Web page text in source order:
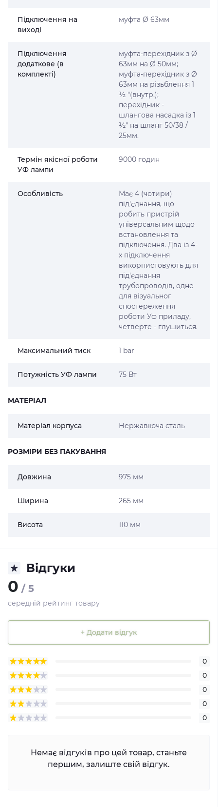
Підключення на
виході
муфта Ø 63мм
Підключення
додаткове (в
комплекті)
муфта-перехідник з Ø
63мм на Ø 50мм;
муфта-перехідник з Ø
63мм на різьблення 1
½ "(внутр.);
перехідник -
шлангова насадка із 1
½" на шланг 50/38 /
25мм.
Термін якісної роботи
УФ лампи
9000 годин
Особливість
Має 4 (чотири)
під'єднання, що
робить пристрій
універсальним щодо
встановлення та
підключення. Два із 4-
х підключення
викорнистовують для
під'єднання
трубопроводів, одне
для візуальног
спостереження
роботи Уф приладу,
четверте - глушиться.
Максимальний тиск 1 bar
Потужність УФ лампи 75 Вт
МАТЕРІАЛ
Матеріал корпуса Нержавіюча сталь
РОЗМІРИ БЕЗ ПАКУВАННЯ
Довжина 975 мм
Ширина 265 мм
Висота 110 мм
Відгуки
0 / 5
середній рейтинг товару
+ Додати відгук
0
0
0
0
0
Немає відгуків про цей товар, станьте
першим, залиште свій відгук.